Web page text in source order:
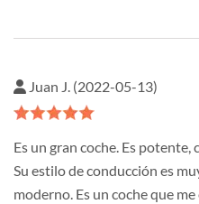
Juan J. (2022-05-13)
Es un gran coche. Es
Su estilo de conducción es
moderno. Es un coche que